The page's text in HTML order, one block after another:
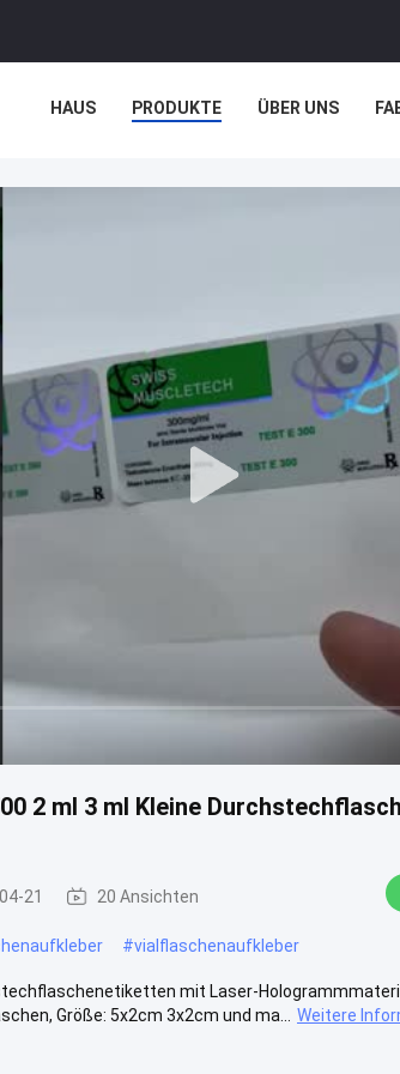
HAUS PRODUKTE ÜBER UNS
2 ml 3 ml Kleine
21 20 Ansichten
#vialflaschenaufkleber
mit Laser-
Größe: 5x2cm 3x2cm und ma...
Weitere